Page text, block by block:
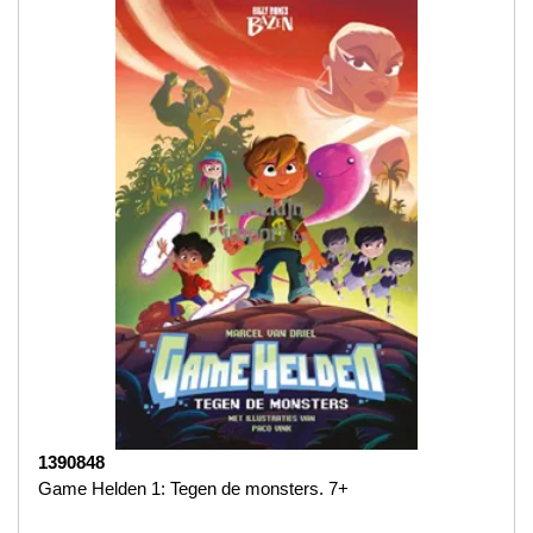
1390848
Game Helden 1: Tegen de monsters. 7+